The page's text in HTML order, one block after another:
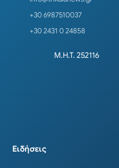
+30 6987510037
+30 2431 0 24858
Μ.Η.Τ. 252116
Ειδήσεις